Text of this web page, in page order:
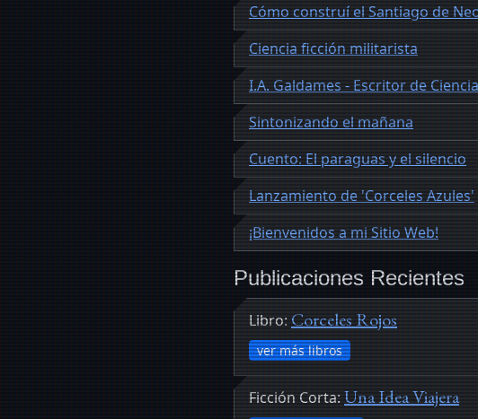
Cómo construí el Santiago de
Ciencia ficción militarista
I.A. Galdames - Escritor de
Sintonizando el mañana
Cuento: El paraguas y el silencio
Lanzamiento de 'Corceles Azules'
¡Bienvenidos a mi Sitio Web!
Publicaciones Recientes
Libro: Corceles Rojos
ver más libros
Ficción Corta: Una Idea Viajera